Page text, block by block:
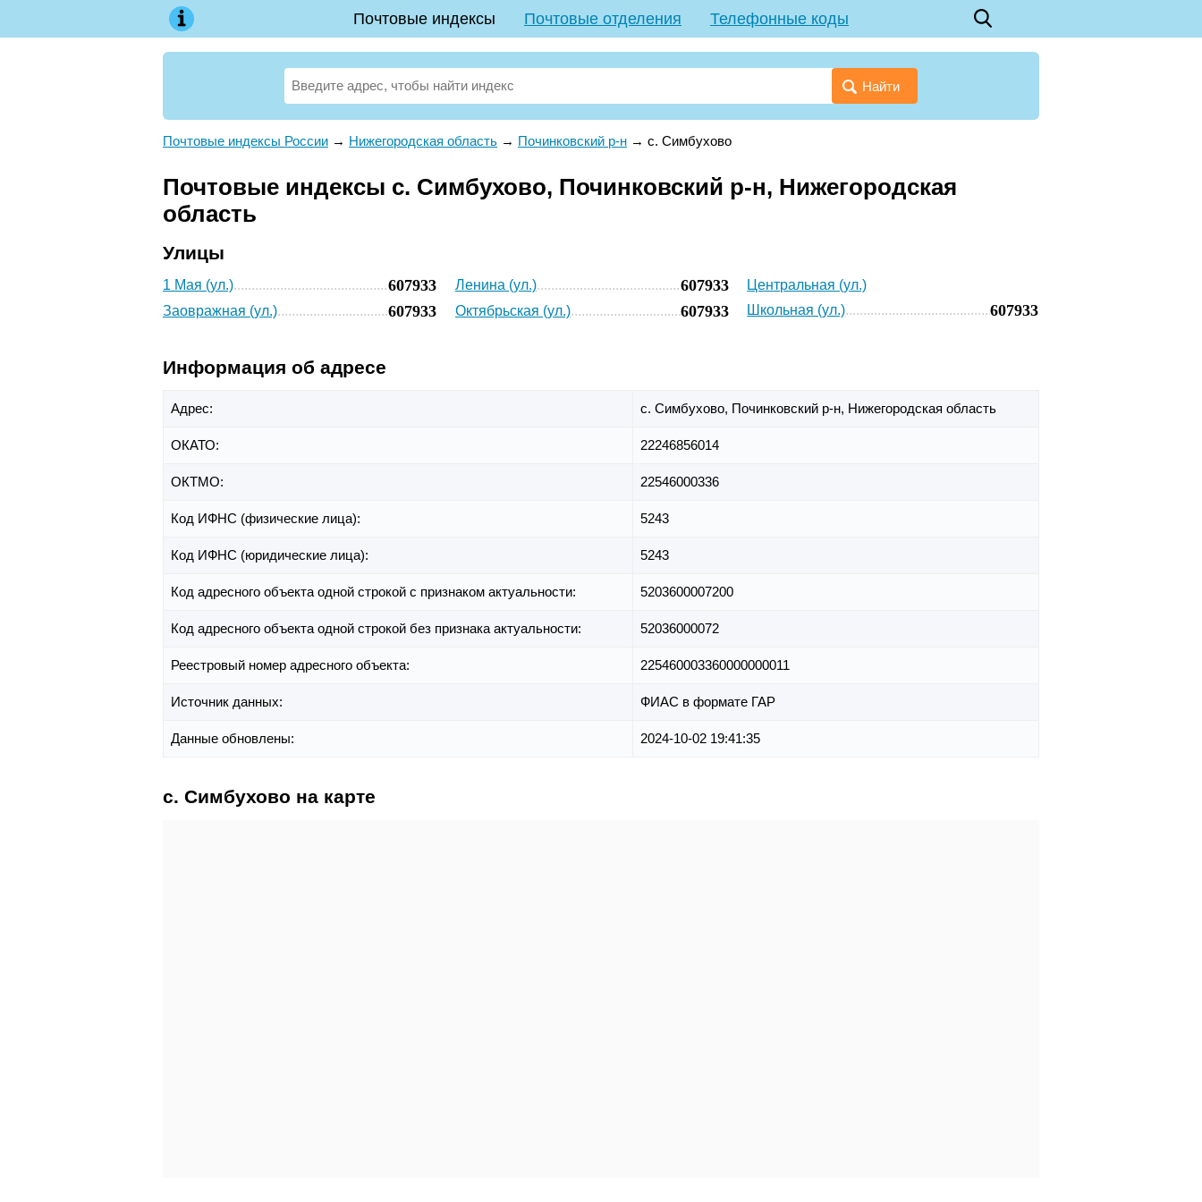
Почтовые индексы Почтовые отделения Телефонные коды
Найти
Почтовые индексы России → Нижегородская область → Починковский р-н → с. Симбухово
Почтовые индексы с. Симбухово, Починковский р-н, Нижегородская
область
Улицы
1 Мая (ул.) 607933
Заовражная (ул.) 607933
Ленина (ул.) 607933
Октябрьская (ул.) 607933
Центральная (ул.)
Школьная (ул.)
607933
Информация об адресе
Адрес: с. Симбухово, Починковский р-н, Нижегородская область
ОКАТО: 22246856014
ОКТМО: 22546000336
Код ИФНС (физические лица): 5243
Код ИФНС (юридические лица): 5243
Код адресного объекта одной строкой с признаком актуальности: 5203600007200
Код адресного объекта одной строкой без признака актуальности: 52036000072
Реестровый номер адресного объекта: 225460003360000000011
Источник данных: ФИАС в формате ГАР
Данные обновлены: 2024-10-02 19:41:35
с. Симбухово на карте